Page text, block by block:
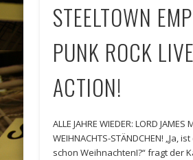
STEELTOWN
PUNK ROCK LIVE
ACTION!
ALLE JAHRE WIEDER: LORD JAMES
WEIHNACHTS-STÄNDCHEN! „Ja,
schon WeihnachtenI?“ fragt der